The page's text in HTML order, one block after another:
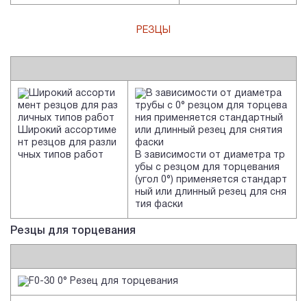
РЕЗЦЫ
Широкий ассортиме
нт резцов для разли
чных типов работ
В зависимости от диаметра тр
убы с резцом для торцевания
(угол 0°) применяется стандарт
ный или длинный резец для сня
тия фаски
Резцы для торцевания